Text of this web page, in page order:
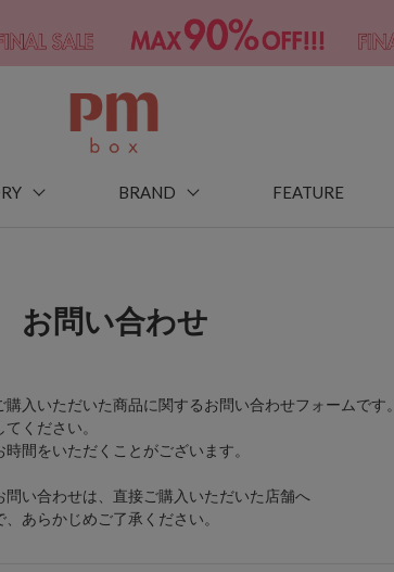
BRAND FEATURE
お問い合わせ
入いただいた商品に関するお問い合わせフォームです。
ください。
間をいただくことがございます。
い合わせは、直接ご購入いただいた店舗へ
あらかじめご了承ください。